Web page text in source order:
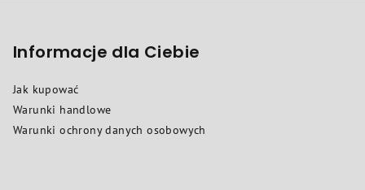
a
Informacje dla Ciebie
Jak kupować
Warunki handlowe
Warunki ochrony danych osobowych